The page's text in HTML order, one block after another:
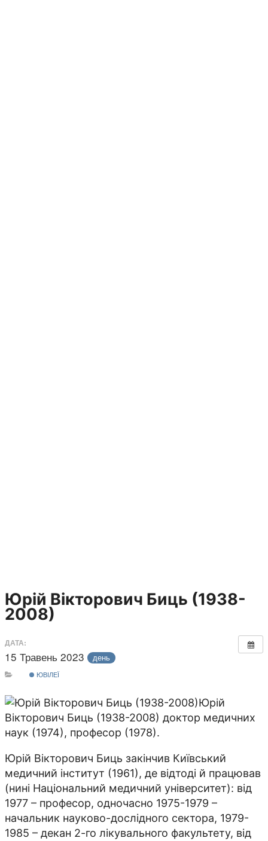
Юрій Вікторович Биць (1938-
2008)
ДАТА:
15 Травень 2023 день
ЮВІЛЕЇ
Юрій
Вікторович Биць (1938-2008) доктор медичних
наук (1974), професор (1978).
Юрій Вікторович Биць закінчив Київський
медичний інститут (1961), де відтоді й працював
(нині Національний медичний університет): від
1977 – професор, одночасно 1975-1979 –
начальник науково-дослідного сектора, 1979-
1985 – декан 2-го лікувального факультету, від